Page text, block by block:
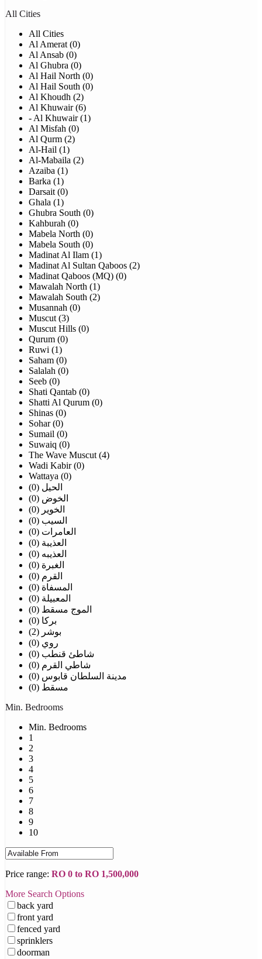
All Cities
All Cities
Al Amerat (0)
Al Ansab (0)
Al Ghubra (0)
Al Hail North (0)
Al Hail South (0)
Al Khoudh (2)
Al Khuwair (6)
- Al Khuwair (1)
Al Misfah (0)
Al Qurm (2)
Al-Hail (1)
Al-Mabaila (2)
Azaiba (1)
Barka (1)
Darsait (0)
Ghala (1)
Ghubra South (0)
Kahburah (0)
Mabela North (0)
Mabela South (0)
Madinat Al Ilam (1)
Madinat Al Sultan Qaboos (2)
Madinat Qaboos (MQ) (0)
Mawalah North (1)
Mawalah South (2)
Musannah (0)
Muscut (3)
Muscut Hills (0)
Qurum (0)
Ruwi (1)
Saham (0)
Salalah (0)
Seeb (0)
Shati Qantab (0)
Shatti Al Qurum (0)
Shinas (0)
Sohar (0)
Sumail (0)
Suwaiq (0)
The Wave Muscut (4)
Wadi Kabir (0)
Wattaya (0)
الحيل (0)
الخوض (0)
الخوير (0)
السيب (0)
العامرات (0)
العذيبة (0)
العذيبه (0)
الغبرة (0)
القرم (0)
المسفاة (0)
المعبيلة (0)
الموج مسقط (0)
بركا (0)
بوشر (2)
روي (0)
شاطئ قنطب (0)
شاطي القرم (0)
مدينة السلطان قابوس (0)
مسقط (0)
Min. Bedrooms
Min. Bedrooms
1
2
3
4
5
6
7
8
9
10
Price range: RO 0 to RO 1,500,000
More Search Options
back yard
front yard
fenced yard
sprinklers
doorman